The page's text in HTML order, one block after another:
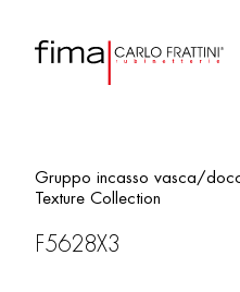
Gruppo incasso vasca/
Texture Collection
F5628X3